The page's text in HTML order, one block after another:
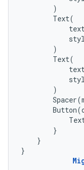
)
Text(
)
Text(
)
Spacer(
Button(
}
}
}